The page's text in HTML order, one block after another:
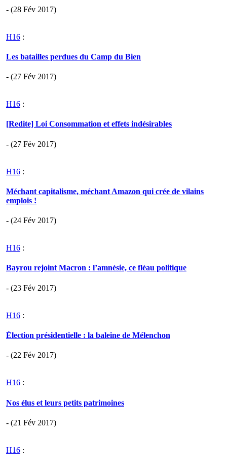
- (28 Fév 2017)
H16 :
Les batailles perdues du Camp du Bien
- (27 Fév 2017)
H16 :
[Redite] Loi Consommation et effets indésirables
- (27 Fév 2017)
H16 :
Méchant capitalisme, méchant Amazon qui crée de vilains
emplois !
- (24 Fév 2017)
H16 :
Bayrou rejoint Macron : l’amnésie, ce fléau politique
- (23 Fév 2017)
H16 :
Élection présidentielle : la baleine de Mélenchon
- (22 Fév 2017)
H16 :
Nos élus et leurs petits patrimoines
- (21 Fév 2017)
H16 :